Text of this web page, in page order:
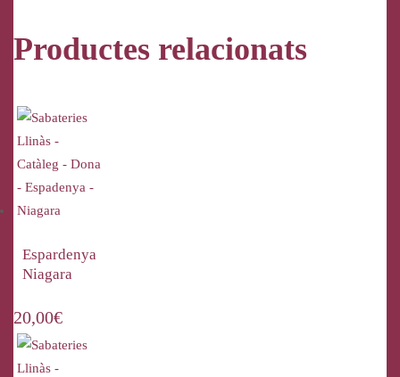
Productes relacionats
Espardenya
Niagara
20,00€